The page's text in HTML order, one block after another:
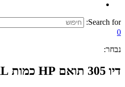
Search for:
0
נבחר:
דיו 305 תואם HP כמות XXL שחור